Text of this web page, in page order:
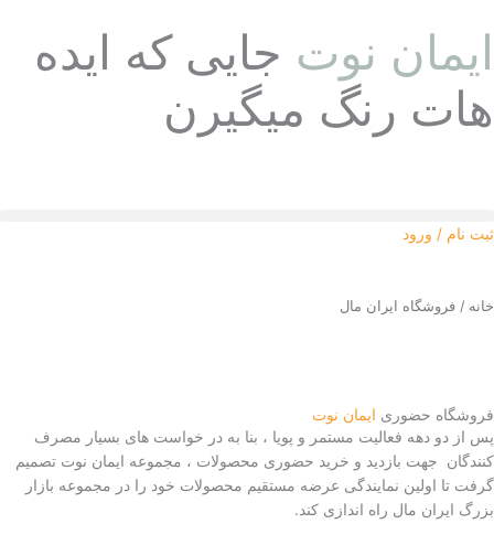
به
محتوا
ایمان نوت جایی که ایده
هات رنگ میگیرن
ثبت نام / ورود
خانه / فروشگاه ایران مال
فروشگاه حضوری ایمان نوت
پس از دو دهه فعالیت مستمر و پویا ، بنا به در خواست های بسیار مصرف
کنندگان جهت بازدید و خرید حضوری محصولات ، مجموعه ایمان نوت تصمیم
گرفت تا اولین نمایندگی عرضه مستقیم محصولات خود را در مجموعه بازار
بزرگ ایران مال راه اندازی کند.